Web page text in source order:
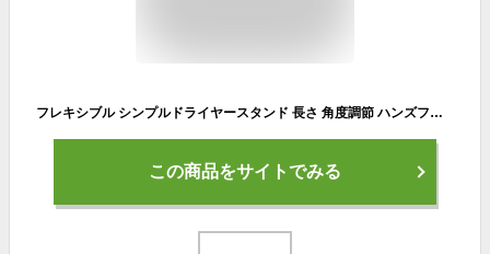
フレキシブル シンプルドライヤースタンド 長さ 角度調節 ハンズフリー ヘアドライヤーホルダー[送料無料(一部地域を除く)]
この商品をサイトでみる